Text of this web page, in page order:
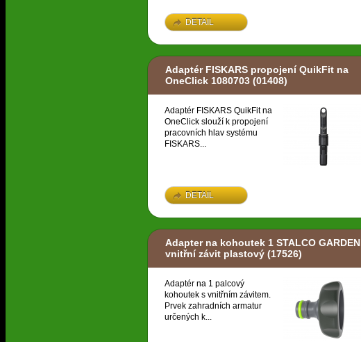
DETAIL
Adaptér FISKARS propojení QuikFit na
OneClick 1080703 (01408)
Adaptér FISKARS QuikFit na
OneClick slouží k propojení
pracovních hlav systému
FISKARS...
DETAIL
Adapter na kohoutek 1 STALCO GARDEN
vnitřní závit plastový (17526)
Adaptér na 1 palcový
kohoutek s vnitřním závitem.
Prvek zahradních armatur
určených k...